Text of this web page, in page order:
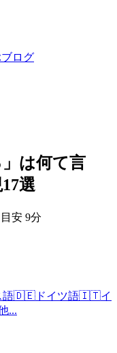
ブログ
は何て言
選
安 9分
語🇩🇪 ドイツ語🇮🇹イ
...